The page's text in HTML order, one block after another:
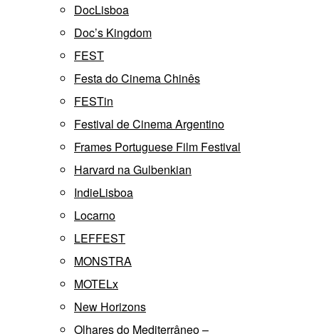
DocLisboa
Doc’s Kingdom
FEST
Festa do Cinema Chinês
FESTin
Festival de Cinema Argentino
Frames Portuguese Film Festival
Harvard na Gulbenkian
IndieLisboa
Locarno
LEFFEST
MONSTRA
MOTELx
New Horizons
Olhares do Mediterrâneo –